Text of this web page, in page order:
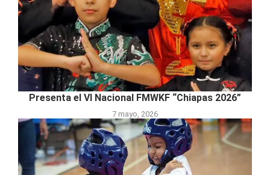
Presenta el VI Nacional FMWKF “Chiapas 2026”
7 mayo, 2026